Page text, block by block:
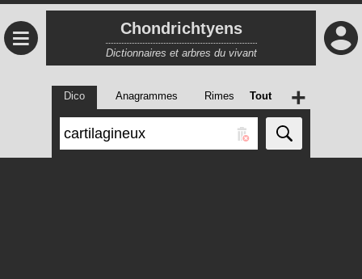
≡ Chondrichtyens
Dictionnaires et arbres du vivant
Dico Anagrammes Rimes Tout +